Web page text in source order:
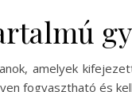
amelyek
fogyasztható és